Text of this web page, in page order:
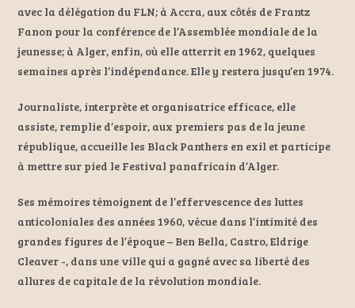
avec la délégation du FLN; à Accra, aux côtés de Frantz
Fanon pour la conférence de l’Assemblée mondiale de la
jeunesse; à Alger, enfin, où elle atterrit en 1962, quelques
semaines après l’indépendance. Elle y restera jusqu’en 1974.
Journaliste, interprète et organisatrice efficace, elle
assiste, remplie d’espoir, aux premiers pas de la jeune
république, accueille les Black Panthers en exil et participe
à mettre sur pied le Festival panafricain d’Alger.
Ses mémoires témoignent de l’effervescence des luttes
anticoloniales des années 1960, vécue dans l’intimité des
grandes figures de l’époque – Ben Bella, Castro, Eldrige
Cleaver -, dans une ville qui a gagné avec sa liberté des
allures de capitale de la révolution mondiale.